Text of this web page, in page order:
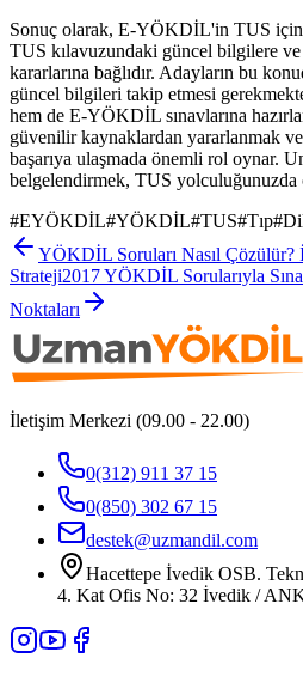
Sonuç olarak, E-YÖKDİL'in TUS için
TUS kılavuzundaki güncel bilgilere ve
kararlarına bağlıdır. Adayların bu
güncel bilgileri takip etmesi
hem de E-YÖKDİL sınavlarına
güvenilir kaynaklardan yararlanmak
başarıya ulaşmada önemli rol oynar.
belgelendirmek, TUS yolculuğunuzda
#EYÖKDİL#YÖKDİL#TUS#Tıp#
YÖKDİL Soruları Nasıl Çözülür?
Strateji2017 YÖKDİL Sorularıyla
Noktaları
İletişim Merkezi (09.00 - 22.00)
0(312) 911 37 15
0(850) 302 67 15
destek@uzmandil.com
Hacettepe İvedik OSB.
4. Kat Ofis No: 32 İvedik /